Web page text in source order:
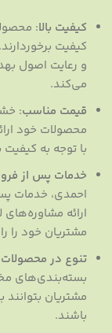
کیفیت بالا:
کیفیت
و رعایت اصول
می‌کند.
قیمت مناسب:
محصولات خود
با توجه به
خدمات پس از
احمدی، خدمات
ارائه
مشتریان خود را
تنوع در محصولات
بسته‌بندی‌های
مشتریان بتوانند
باشند.